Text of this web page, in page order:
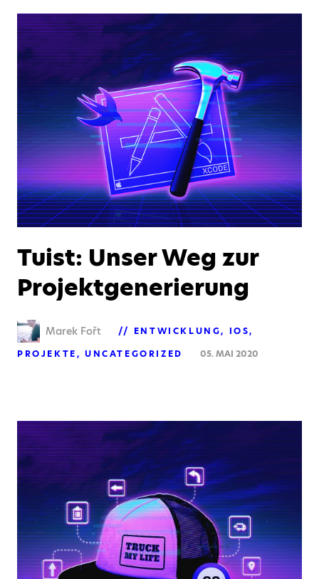
Tuist: Unser Weg zur
Projektgenerierung
Marek Fořt ENTWICKLUNG
IOS
PROJEKTE
UNCATEGORIZED 05. MAI 2020